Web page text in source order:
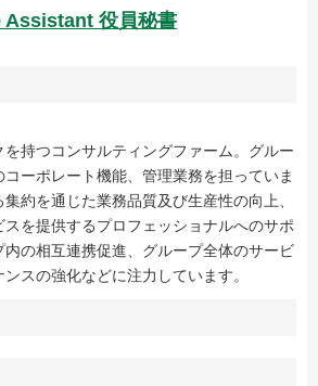
Assistant 役員秘書
持つコンサルティングファーム。グルー
ーポレート機能、管理業務を担っていま
約を通じた業務品質及び生産性の向上、
を提供するプロフェッショナルへのサポ
の相互連携促進、グループ全体のサービ
スの強化などに注力しています。